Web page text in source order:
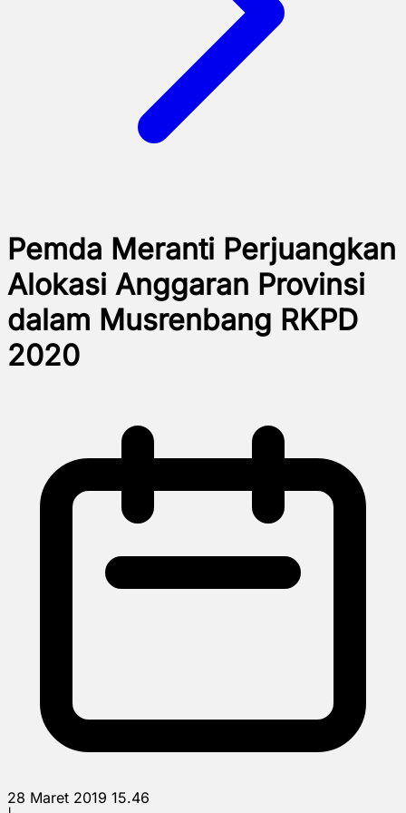
Pemda Meranti Perjuangkan
Alokasi Anggaran Provinsi
dalam Musrenbang RKPD
2020
28 Maret 2019 15.46